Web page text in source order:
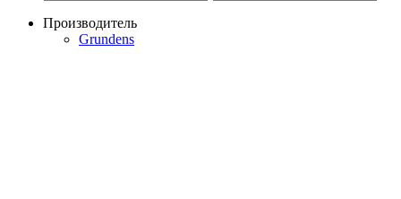
Производитель
Grundens